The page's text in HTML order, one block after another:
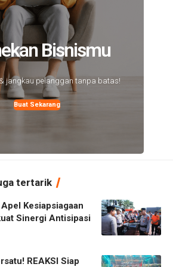
Bisnismu
jangkau pelanggan tanpa batas!
Buat Sekarang
tertarik
Kesiapsiagaan
Sinergi Antisipasi
REAKSI Siap